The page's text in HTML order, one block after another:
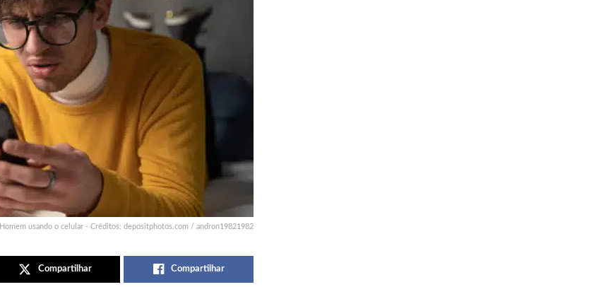
Homem usando o celular - Créditos: depositphotos.com / andron19821982
Compartilhar Compartilhar